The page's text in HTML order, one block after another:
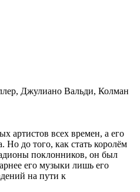
Джулиано Вальди, Колман
всех времен, а его
Но до того, как стать королём
поклонников, он был
его музыки лишь его
на пути к